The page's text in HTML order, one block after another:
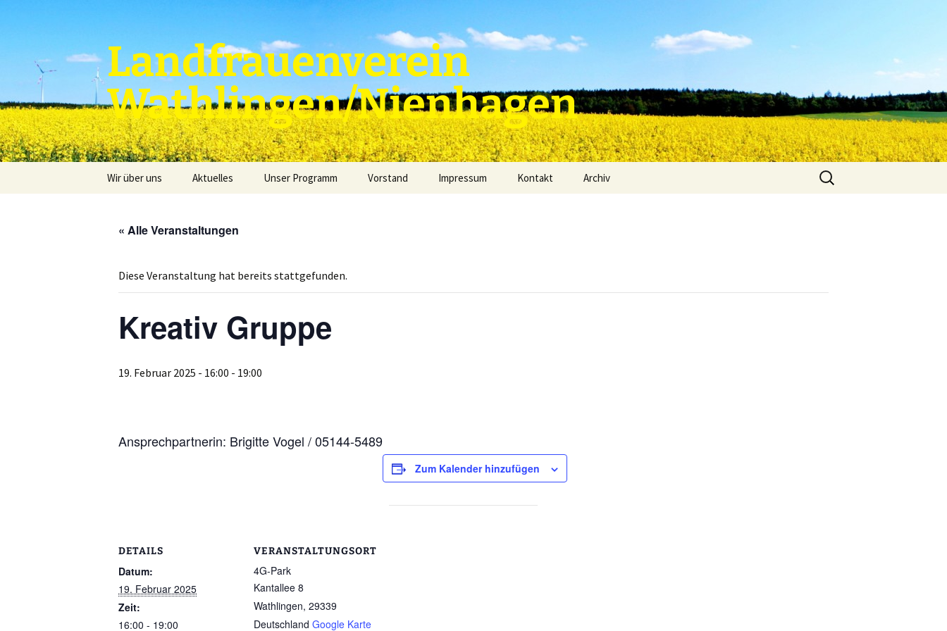
Landfrauenverein
Wathlingen/Nienhagen
Wir über uns Aktuelles Unser Programm Vorstand Impressum Kontakt Archiv
Suche
nach:
« Alle Veranstaltungen
Diese Veranstaltung hat bereits stattgefunden.
Kreativ Gruppe
19. Februar 2025 - 16:00 - 19:00
Ansprechpartnerin: Brigitte Vogel / 05144-5489
Zum Kalender hinzufügen
DETAILS
Datum:
19. Februar 2025
Zeit:
16:00 - 19:00
VERANSTALTUNGSORT
4G-Park
Kantallee 8
Wathlingen, 29339
Deutschland Google Karte